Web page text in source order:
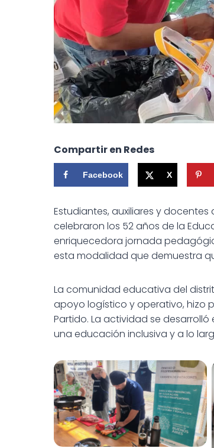
Compartir en Redes
Facebook X
Estudiantes, auxiliares y docentes
celebraron los 52 años de la
enriquecedora jornada
esta modalidad que demuestra
La comunidad educativa del
apoyo logístico y operativo, hizo
Partido. La actividad se
una educación inclusiva y a lo
Celebración por los 52 Años
de la Educación de Jóvenes y
Adultos